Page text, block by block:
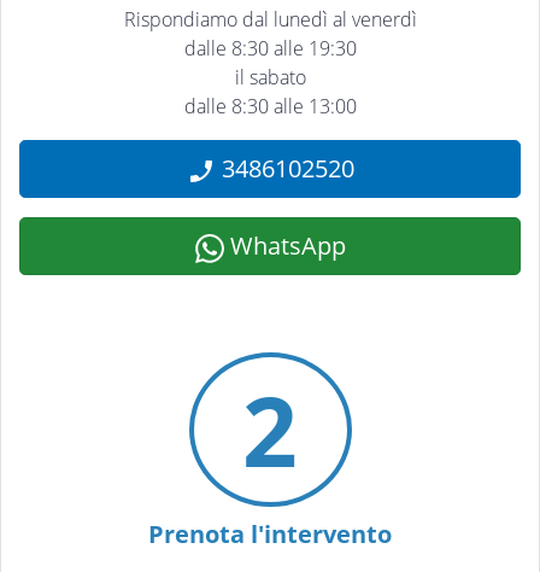
Rispondiamo dal lunedì al venerdì
dalle 8:30 alle 19:30
il sabato
dalle 8:30 alle 13:00
3486102520
WhatsApp
2
Prenota l'intervento